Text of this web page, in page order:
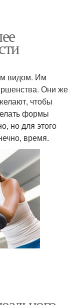
видом. Им
Они же
чтобы
формы
но для этого
время.